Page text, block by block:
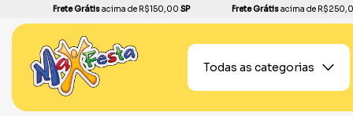
Frete Grátisacima de R$150,00 SP Frete Grátisacima de
Todas as categorias